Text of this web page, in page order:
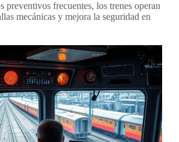
preventivos frecuentes, los trenes operan
mecánicas y mejora la seguridad en